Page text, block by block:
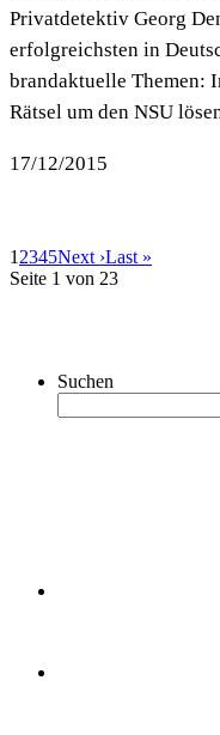
Privatdetektiv Georg
erfolgreichsten in
brandaktuelle Themen:
Rätsel um den NSU
17/12/2015
1 2345Next ›Last »
Seite 1 von 23
Suchen